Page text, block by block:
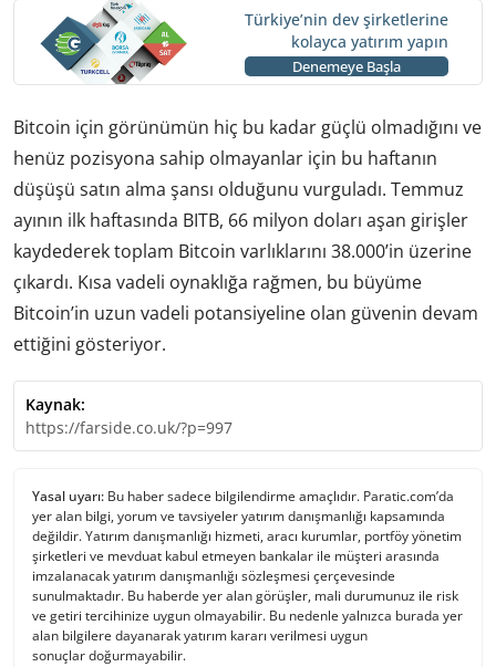
Türkiye’nin dev şirketlerine
kolayca yatırım yapın
Denemeye Başla
Bitcoin için görünümün hiç bu kadar güçlü olmadığını ve
henüz pozisyona sahip olmayanlar için bu haftanın
düşüşü satın alma şansı olduğunu vurguladı. Temmuz
ayının ilk haftasında BITB, 66 milyon doları aşan girişler
kaydederek toplam Bitcoin varlıklarını 38.000’in üzerine
çıkardı. Kısa vadeli oynaklığa rağmen, bu büyüme
Bitcoin’in uzun vadeli potansiyeline olan güvenin devam
ettiğini gösteriyor.
Kaynak:
https://farside.co.uk/?p=997
Yasal uyarı: Bu haber sadece bilgilendirme amaçlıdır. Paratic.com’da
yer alan bilgi, yorum ve tavsiyeler yatırım danışmanlığı kapsamında
değildir. Yatırım danışmanlığı hizmeti, aracı kurumlar, portföy yönetim
şirketleri ve mevduat kabul etmeyen bankalar ile müşteri arasında
imzalanacak yatırım danışmanlığı sözleşmesi çerçevesinde
sunulmaktadır. Bu haberde yer alan görüşler, mali durumunuz ile risk
ve getiri tercihinize uygun olmayabilir. Bu nedenle yalnızca burada yer
alan bilgilere dayanarak yatırım kararı verilmesi uygun
sonuçlar doğurmayabilir.